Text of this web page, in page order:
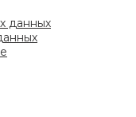
данных